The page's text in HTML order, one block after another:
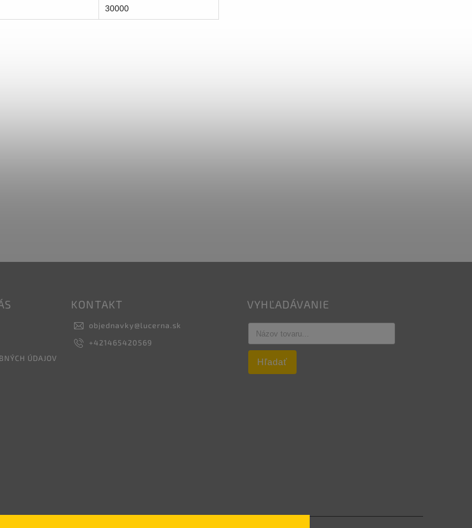
30000
ÚDAJOV
KONTAKT
objednavky@lucerna.sk
+421465420569
VYHĽADÁVANIE
Hľadať